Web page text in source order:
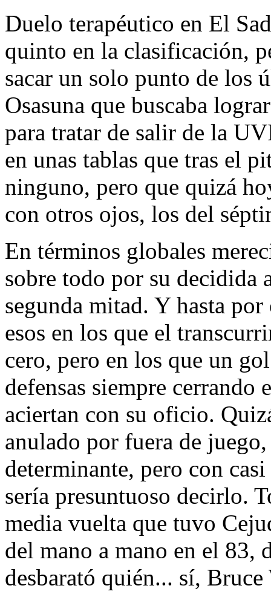
Duelo terapéutico en El
quinto en la clasificación,
sacar un solo punto de los
Osasuna que buscaba
para tratar de salir de la
en unas tablas que tras el
ninguno, pero que quizá
con otros ojos, los del
En términos globales
sobre todo por su decidida
segunda mitad. Y hasta
esos en los que el
cero, pero en los que un
defensas siempre cerrando
aciertan con su oficio.
anulado por fuera de
determinante, pero con
sería presuntuoso decirlo.
media vuelta que tuvo
del mano a mano en el 83,
desbarató quién... sí,